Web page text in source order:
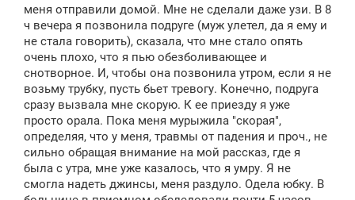
меня отправили домой. Мне не сделали даже узи. В 8
ч вечера я позвонила подруге (муж улетел, да я ему и
не стала говорить), сказала, что мне стало опять
очень плохо, что я пью обезболивающее и
снотворное. И, чтобы она позвонила утром, если я не
возьму трубку, пусть бьет тревогу. Конечно, подруга
сразу вызвала мне скорую. К ее приезду я уже
просто орала. Пока меня мурыжила "скорая",
определяя, что у меня, травмы от падения и проч., не
сильно обращая внимание на мой рассказ, где я
была с утра, мне уже казалось, что я умру. Я не
смогла надеть джинсы, меня раздуло. Одела юбку. В